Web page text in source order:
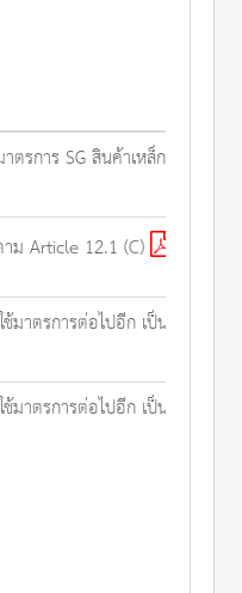
รการ SG สินค้าเหล็กแผ่น
าม Article 12.1 (C)
าตรการต่อไปอีก เป็นระยะ
าตรการต่อไปอีก เป็นระยะ